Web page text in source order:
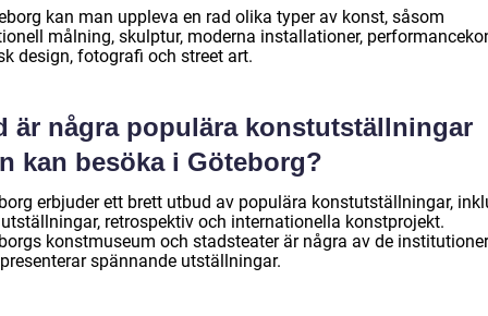
kan man uppleva en rad olika typer av konst, såsom
målning, skulptur, moderna installationer,
design, fotografi och street art.
är några populära konstutställningar
kan besöka i Göteborg?
erbjuder ett brett utbud av populära konstutställningar,
retrospektiv och internationella konstprojekt.
konstmuseum och stadsteater är några av de institutioner
spännande utställningar.